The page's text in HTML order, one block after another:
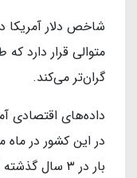
شاخص دلار
متوالی قرار دارد که
گران‌تر می‌کند.
داده‌های اقتصادی
در این کشور در ماه